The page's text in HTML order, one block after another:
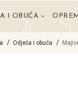
I OBUĆA
Odjeća i obuća